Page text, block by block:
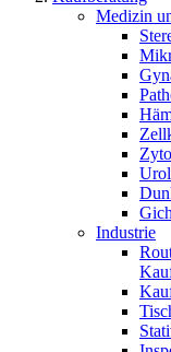
Medizin
Industrie